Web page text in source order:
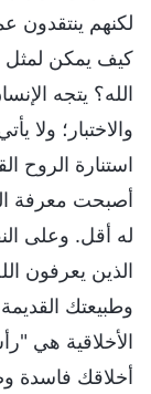
لكنهم ينتقدون
كيف يمكن لمثل
الله؟ يتجه
والاختبار؛ ولا
استنارة الروح
أصبحت معرفة
له أقل. وعلى
الذين يعرفون
وطبيعتك
الأخلاقية هي
أخلاقك فاسدة